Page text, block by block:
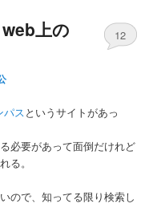
上の
12
パス というサイトがあっ
必要があって面倒だけれど
る。
ので、知ってる限り検索し